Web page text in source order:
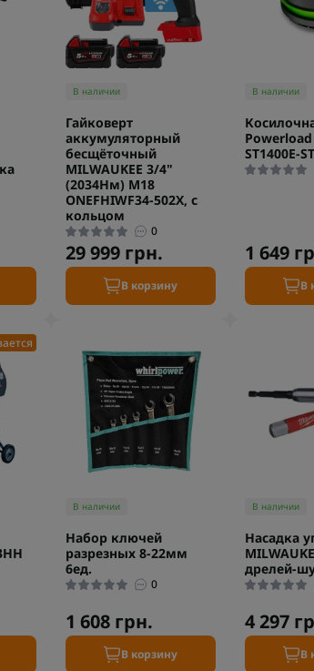
В наличии
Гайковерт
аккумуляторный
бесщёточный
MILWAUKEE 3/4"
(2034Нм) M18
ONEFHIWF34-502X, с
кольцом
0
29 999 грн.
В корзину
В наличии
ST1400E-ST
1 649
В
В наличии
Набор ключей
разрезных 8-22мм
6ед.
0
1 608 грн.
В корзину
В наличии
Насадка
дрелей-
4 297
В